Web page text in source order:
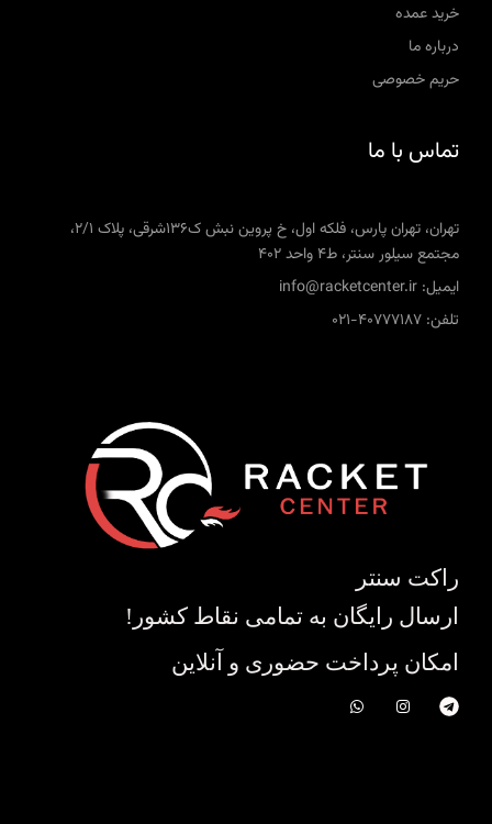
خرید عمده
درباره ما
حریم خصوصی
تماس با ما
تهران، تهران پارس، فلکه اول، خ پروین نبش ک136شرقی، پلاک 2/1،
مجتمع سیلور سنتر، ط4 واحد 402
ایمیل: info@racketcenter.ir
تلفن: 40777187-021
راکت سنتر
ارسال رایگان به تمامی نقاط کشور!
امکان پرداخت حضوری و آنلاین